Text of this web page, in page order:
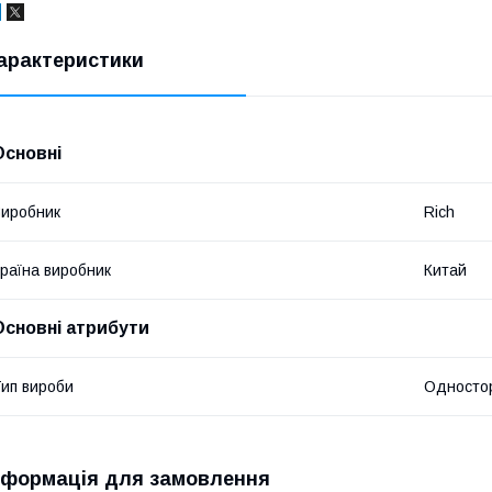
Rich
виробник Китай
атрибути
вироби
для замовлення